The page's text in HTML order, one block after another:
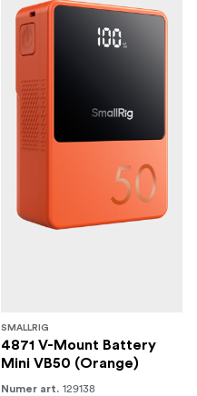
SMALLRIG
4871 V-Mount Battery
Mini VB50 (Orange)
Numer art. 129138